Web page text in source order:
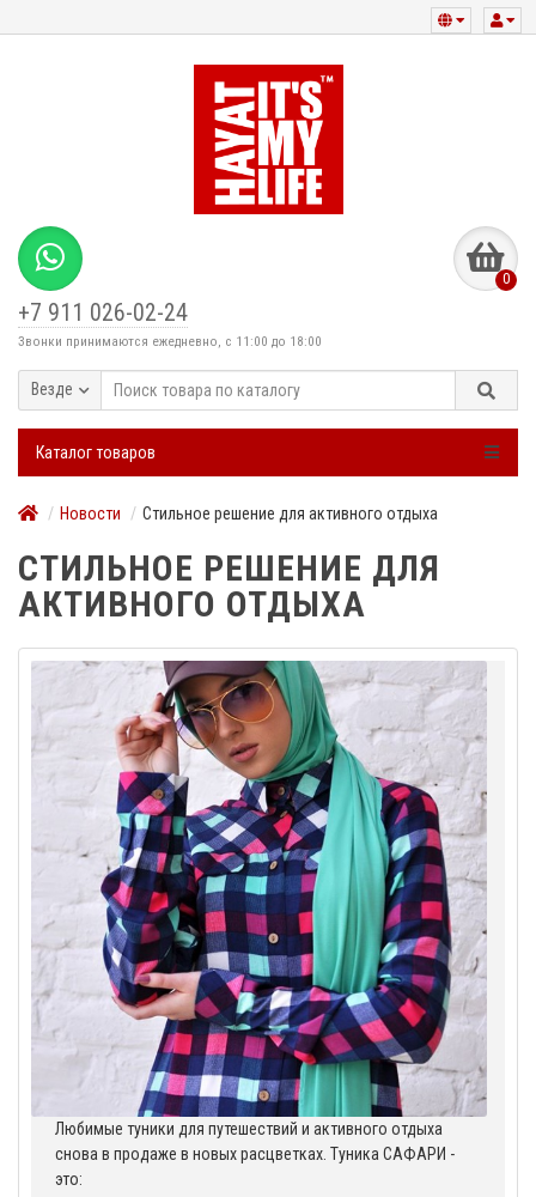
+7 911 026-02-24
Звонки принимаются ежедневно, с 11:00 до 18:00
0
Везде
Каталог товаров
Новости Стильное решение для активного отдыха
СТИЛЬНОЕ РЕШЕНИЕ ДЛЯ
АКТИВНОГО ОТДЫХА
Любимые туники для путешествий и активного отдыха
снова в продаже в новых расцветках. Туника САФАРИ -
это: